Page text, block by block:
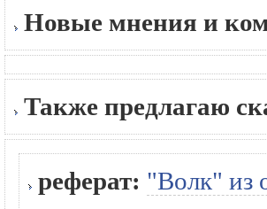
Новые мнения и
Также предлагаю
реферат: "Волк" из